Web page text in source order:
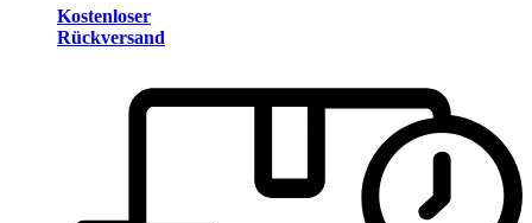
Kostenloser
Rückversand